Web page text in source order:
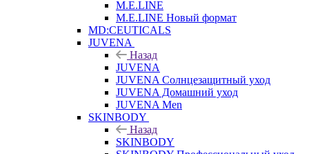
M.E.LINE
M.E.LINE Новый формат
MD:CEUTICALS
JUVENA
Назад
JUVENA
JUVENA Солнцезащитный уход
JUVENA Домашний уход
JUVENA Men
SKINBODY
Назад
SKINBODY